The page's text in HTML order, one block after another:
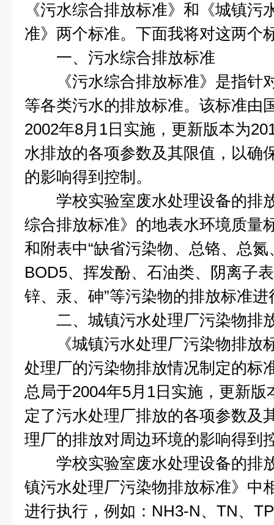
《污水综合排放标准》和《城镇污
准》两个标准。下面我将对这两个
一、污水综合排放标准
《污水综合排放标准》是指针
等各类污水的排放标准。该标准由
2002年8月1日实施，更新版本为
水排放的各项参数及其限值，以确
的影响得到控制。
学校实验室废水处理设备的排
综合排放标准》的地表水环境质量
和附表中“缺省污染物、总铬、总
BOD5、挥发酚、石油类、阴离子
锌、汞、砷”等污染物的排放标准进
二、城镇污水处理厂污染物排
《城镇污水处理厂污染物排放
处理厂的污染物排放情况制定的标
总局于2004年5月1日实施，更新版
定了污水处理厂排放的各项参数及
理厂的排放对周边环境的影响得到
学校实验室废水处理设备的排
镇污水处理厂污染物排放标准》中
进行执行，例如：NH3-N、TN、